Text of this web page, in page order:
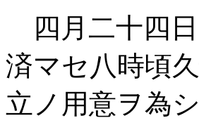
四月二十四
済マセ八時頃
立ノ用意ヲ為